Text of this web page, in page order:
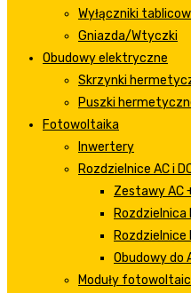
Wyłączniki
Gniazda/Wtyczki
Obudowy elektryczne
Skrzynki
Puszki
Fotowoltaika
Inwertery
Rozdzielnice AC i
Zestawy AC
Rozdzielnica
Rozdzielnice
Obudowy do
Moduły